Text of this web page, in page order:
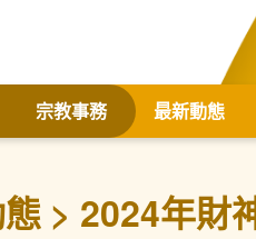
宗教事務 最新動態
2024年財